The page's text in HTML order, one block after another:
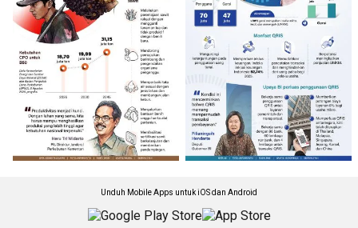
Unduh Mobile Apps untuk iOS dan Android